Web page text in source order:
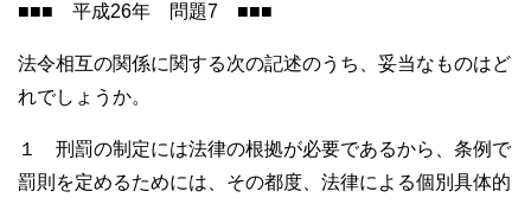
■■■ 平成26年 問題7 ■■■
法令相互の関係に関する次の記述のうち、妥当なものはど
れでしょうか。
１ 刑罰の制定には法律の根拠が必要であるから、条例で
罰則を定めるためには、その都度、法律による個別具体的